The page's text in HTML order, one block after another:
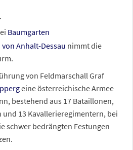
Baumgarten
Anhalt-Dessau nimmt die
von Feldmarschall Graf
eine österreichische Armee
bestehend aus 17 Bataillonen,
13 Kavallerieregimentern, bei
schwer bedrängten Festungen